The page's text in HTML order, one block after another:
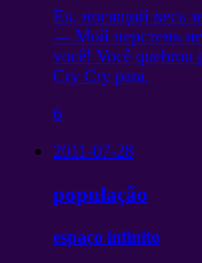
Eu, носящий весь
— Мой перстень
você! Você quebrou
Cry Cry para,
6
2011-07-28
população
espaço infinito